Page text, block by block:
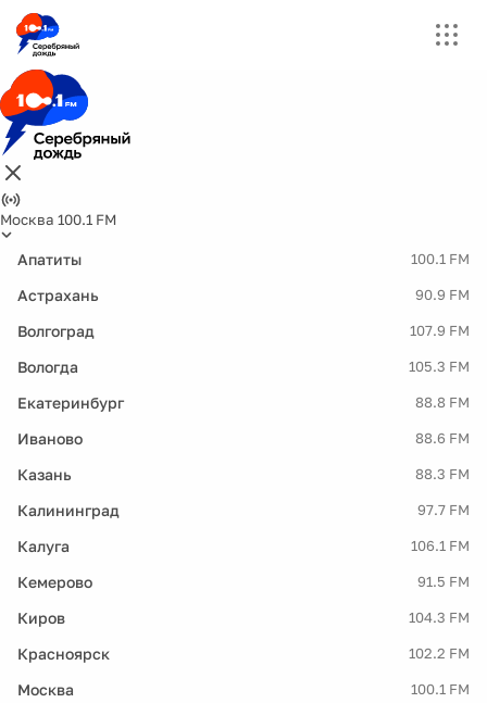
Москва 100.1 FM
Апатиты 100.1 FM
Астрахань 90.9 FM
Волгоград 107.9 FM
Вологда 105.3 FM
Екатеринбург 88.8 FM
Иваново 88.6 FM
Казань 88.3 FM
Калининград 97.7 FM
Калуга 106.1 FM
Кемерово 91.5 FM
Киров 104.3 FM
Красноярск 102.2 FM
Москва 100.1 FM